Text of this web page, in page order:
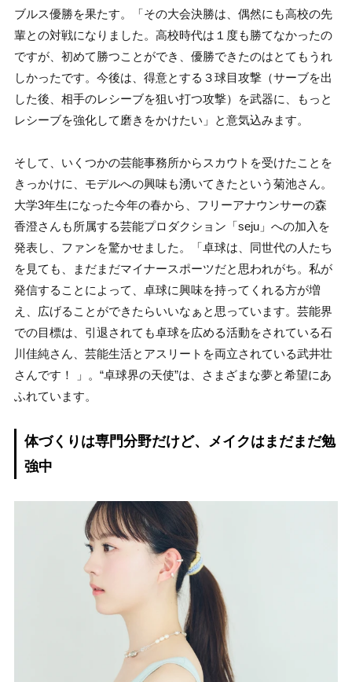
ブルス優勝を果たす。「その大会決勝は、偶然にも高校の先
輩との対戦になりました。高校時代は１度も勝てなかったの
ですが、初めて勝つことができ、優勝できたのはとてもうれ
しかったです。今後は、得意とする３球目攻撃（サーブを出
した後、相手のレシーブを狙い打つ攻撃）を武器に、もっと
レシーブを強化して磨きをかけたい」と意気込みます。
そして、いくつかの芸能事務所からスカウトを受けたことを
きっかけに、モデルへの興味も湧いてきたという菊池さん。
大学3年生になった今年の春から、フリーアナウンサーの森
香澄さんも所属する芸能プロダクション「seju」への加入を
発表し、ファンを驚かせました。「卓球は、同世代の人たち
を見ても、まだまだマイナースポーツだと思われがち。私が
発信することによって、卓球に興味を持ってくれる方が増
え、広げることができたらいいなぁと思っています。芸能界
での目標は、引退されても卓球を広める活動をされている石
川佳純さん、芸能生活とアスリートを両立されている武井壮
さんです！ 」。“卓球界の天使”は、さまざまな夢と希望にあ
ふれています。
体づくりは専門分野だけど、メイクはまだまだ勉
強中